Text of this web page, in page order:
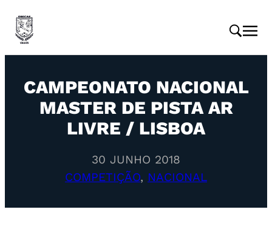
CAMPEONATO NACIONAL
MASTER DE PISTA AR
LIVRE / LISBOA
30 JUNHO 2018
COMPETIÇÃO, NACIONAL